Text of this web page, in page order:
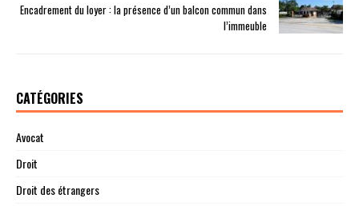
Encadrement du loyer : la présence d’un balcon commun dans
l’immeuble
CATÉGORIES
Avocat
Droit
Droit des étrangers